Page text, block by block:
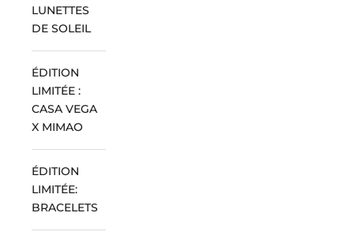
LUNETTES
DE SOLEIL
ÉDITION
LIMITÉE :
CASA VEGA
X MIMAO
ÉDITION
LIMITÉE:
BRACELETS